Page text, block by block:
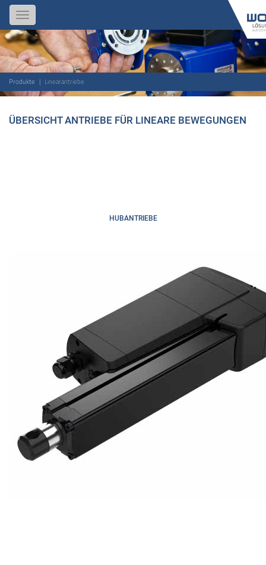
Toggle
navigation
Produkte Linearantriebe
ÜBERSICHT ANTRIEBE FÜR LINEARE BEWEGUNGEN
HUBANTRIEBE